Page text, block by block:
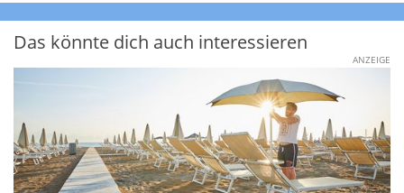
Das könnte dich auch interessieren
ANZEIGE